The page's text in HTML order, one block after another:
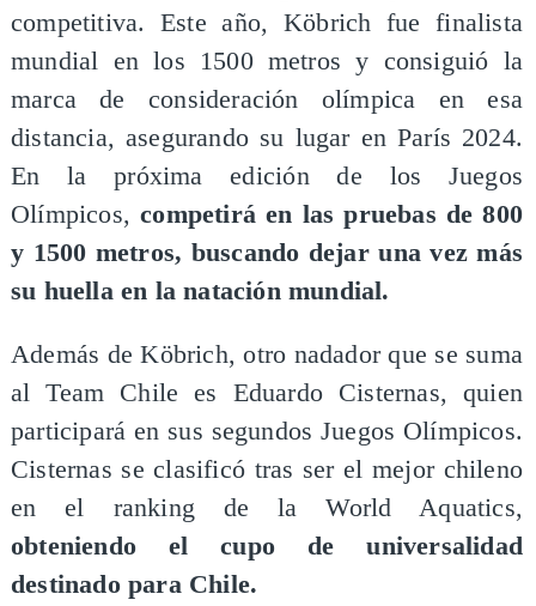
competitiva. Este año, Köbrich fue finalista
mundial en los 1500 metros y consiguió la
marca de consideración olímpica en esa
distancia, asegurando su lugar en París 2024.
En la próxima edición de los Juegos
Olímpicos,competirá en las pruebas de 800
y 1500 metros, buscando dejar una vez más
su huella en la natación mundial.
Además de Köbrich, otro nadador que se suma
al Team Chile es Eduardo Cisternas, quien
participará en sus segundos Juegos Olímpicos.
Cisternas se clasificó tras ser el mejor chileno
en el ranking de la World Aquatics,
obteniendo el cupo de universalidad
destinado para Chile.